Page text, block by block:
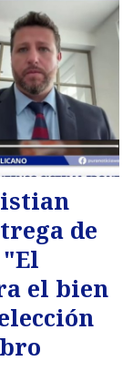
de
el bien